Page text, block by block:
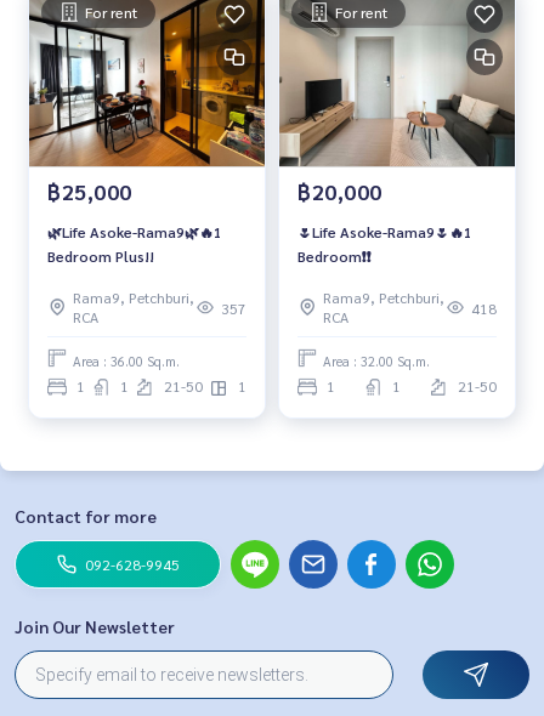
For rent
฿25,000
🌿Life Asoke-Rama9🌿🔥1
Bedroom Plus!!
Rama9, Petchburi,
RCA
357
Area : 36.00 Sq.m.
1 1 21-50 1
For rent
฿20,000
🌷Life Asoke-Rama9🌷🔥1
Bedroom❗️❗️
Rama9, Petchburi,
RCA
418
Area : 32.00 Sq.m.
1 1 21-50
Contact for more
092-628-9945
Join Our Newsletter